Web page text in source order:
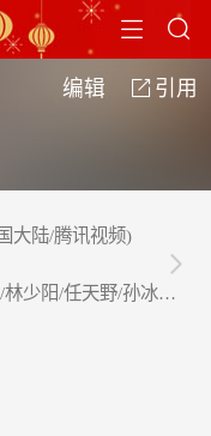
 
编辑  引用
大陆/腾讯视频)
少阳/任天野/孙冰法…
